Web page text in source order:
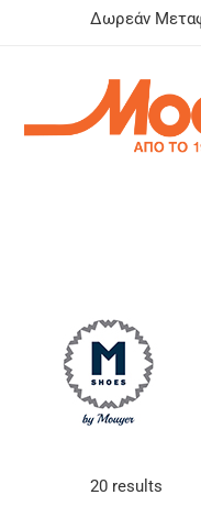
Δωρεάν
20 results